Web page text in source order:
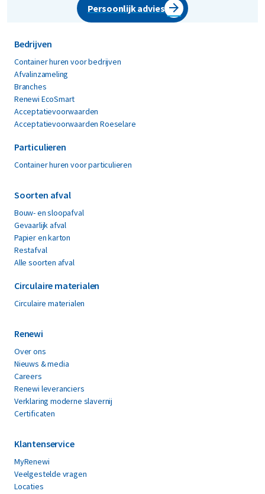
Persoonlijk advies
Bedrijven
Container huren voor bedrijven
Afvalinzameling
Branches
Renewi EcoSmart
Acceptatievoorwaarden
Acceptatievoorwaarden Roeselare
Particulieren
Container huren voor particulieren
Soorten afval
Bouw- en sloopafval
Gevaarlijk afval
Papier en karton
Restafval
Alle soorten afval
Circulaire materialen
Circulaire materialen
Renewi
Over ons
Nieuws & media
Careers
Renewi leveranciers
Verklaring moderne slavernij
Certificaten
Klantenservice
MyRenewi
Veelgestelde vragen
Locaties